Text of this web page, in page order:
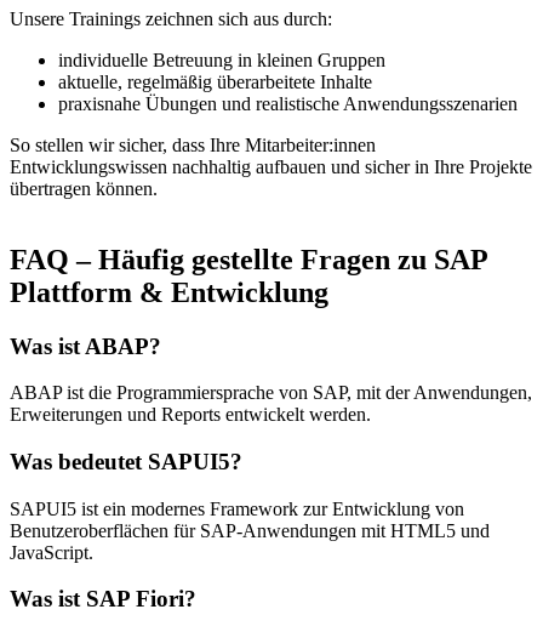
Unsere Trainings zeichnen sich aus durch:
individuelle Betreuung in kleinen Gruppen
aktuelle, regelmäßig überarbeitete Inhalte
praxisnahe Übungen und realistische Anwendungsszenarien
So stellen wir sicher, dass Ihre Mitarbeiter:innen
Entwicklungswissen nachhaltig aufbauen und sicher in Ihre Projekte
übertragen können.
FAQ – Häufig gestellte Fragen zu SAP
Plattform & Entwicklung
Was ist ABAP?
ABAP ist die Programmiersprache von SAP, mit der Anwendungen,
Erweiterungen und Reports entwickelt werden.
Was bedeutet SAPUI5?
SAPUI5 ist ein modernes Framework zur Entwicklung von
Benutzeroberflächen für SAP-Anwendungen mit HTML5 und
JavaScript.
Was ist SAP Fiori?